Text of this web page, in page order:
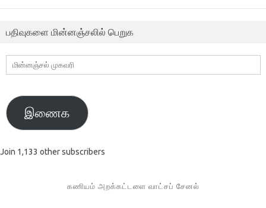
பதிவுகளை மின்னஞ்சலில் பெறுக
மின்னஞ்சல்
முகவரி
இணைக
Join 1,133 other subscribers
கணியம் அறக்கட்டளை வாட்சப் சேனல்